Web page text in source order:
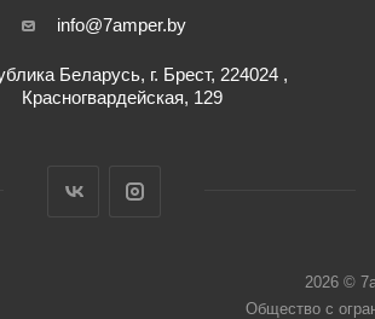
info@7amper.by
Беларусь, г. Брест, 224024 ,
Красногвардейская, 129
2026 ©
Общество с